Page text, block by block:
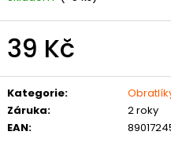
39 Kč
cena:
Kategorie:
Záruka:
2 roky
EAN: